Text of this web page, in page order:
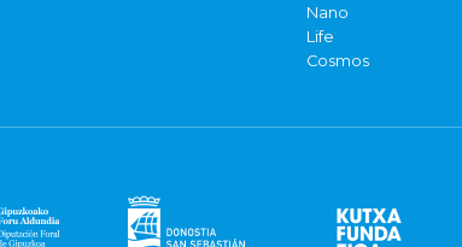
Nano
Life
Cosmos